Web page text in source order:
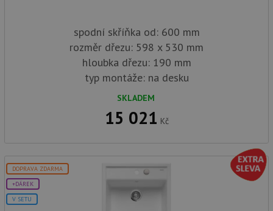
spodní skříňka od: 600 mm
rozměr dřezu: 598 x 530 mm
hloubka dřezu: 190 mm
typ montáže: na desku
SKLADEM
15 021 Kč
DOPRAVA ZDARMA
+DÁREK
V SETU